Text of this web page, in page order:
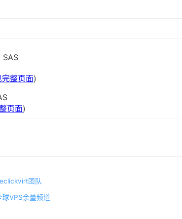
整页面)
页面)
团队
球VPS余量频道